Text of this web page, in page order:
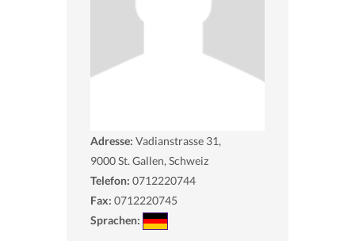
Adresse: Vadianstrasse 31,
9000St. Gallen, Schweiz
Telefon: 0712220744
Fax: 0712220745
Sprachen: